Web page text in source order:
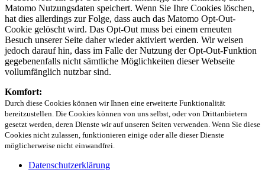
Matomo Nutzungsdaten speichert. Wenn Sie Ihre Cookies löschen,
hat dies allerdings zur Folge, dass auch das Matomo Opt-Out-
Cookie gelöscht wird. Das Opt-Out muss bei einem erneuten
Besuch unserer Seite daher wieder aktiviert werden. Wir weisen
jedoch darauf hin, dass im Falle der Nutzung der Opt-Out-Funktion
gegebenenfalls nicht sämtliche Möglichkeiten dieser Webseite
vollumfänglich nutzbar sind.
Komfort:
Durch diese Cookies können wir Ihnen eine erweiterte Funktionalität
bereitzustellen. Die Cookies können von uns selbst, oder von Drittanbietern
gesetzt werden, deren Dienste wir auf unseren Seiten verwenden. Wenn Sie diese
Cookies nicht zulassen, funktionieren einige oder alle dieser Dienste
möglicherweise nicht einwandfrei.
Datenschutzerklärung